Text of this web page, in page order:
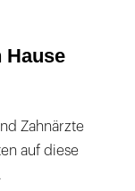
Hause
Zahnärzte
auf diese